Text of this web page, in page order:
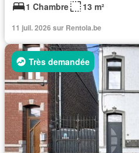
1 Chambre
13 m²
11 juil. 2026 sur Rentola.be
Très demandée